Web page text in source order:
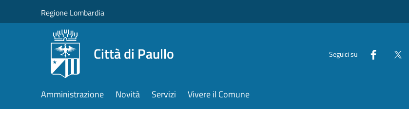
Regione Lombardia
Città di Paullo Seguici su
Amministrazione Novità Servizi Vivere il Comune